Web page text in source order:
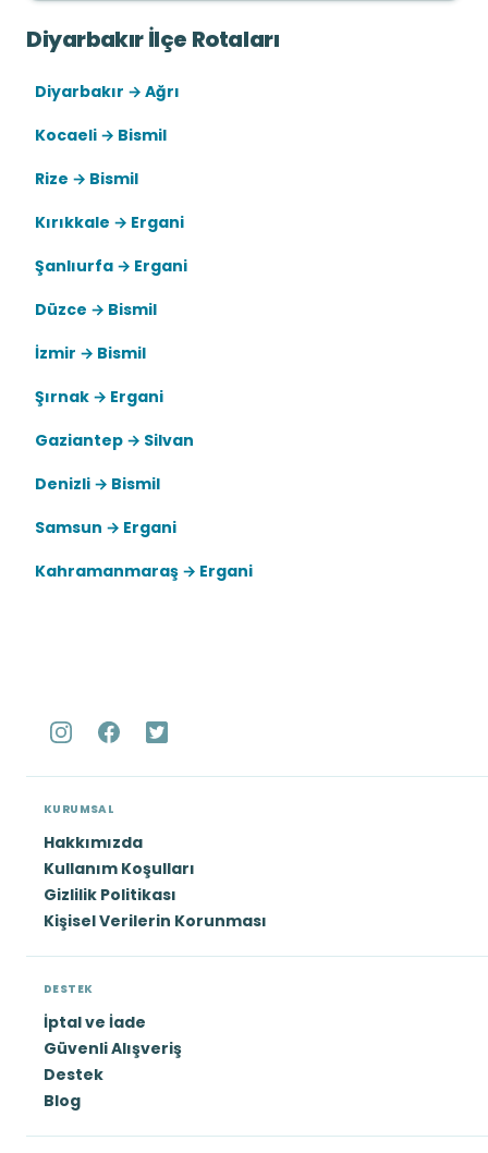
Diyarbakır İlçe Rotaları
Diyarbakır → Ağrı
Kocaeli → Bismil
Rize → Bismil
Kırıkkale → Ergani
Şanlıurfa → Ergani
Düzce → Bismil
İzmir → Bismil
Şırnak → Ergani
Gaziantep → Silvan
Denizli → Bismil
Samsun → Ergani
Kahramanmaraş → Ergani
KURUMSAL
Hakkımızda
Kullanım Koşulları
Gizlilik Politikası
Kişisel Verilerin Korunması
DESTEK
İptal ve İade
Güvenli Alışveriş
Destek
Blog